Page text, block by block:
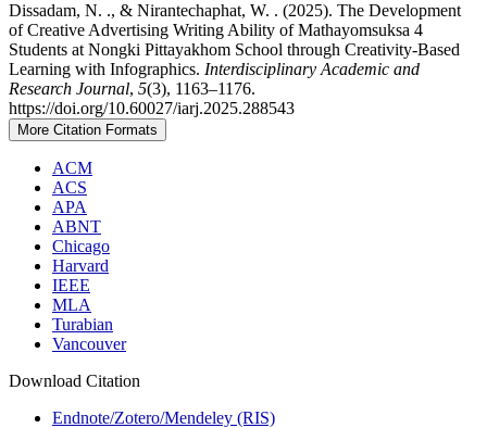
Dissadam, N. ., & Nirantechaphat, W. . (2025). The Development
of Creative Advertising Writing Ability of Mathayomsuksa 4
Students at Nongki Pittayakhom School through Creativity-Based
Learning with Infographics. Interdisciplinary Academic and
Research Journal, 5(3), 1163–1176.
https://doi.org/10.60027/iarj.2025.288543
More Citation Formats
ACM
ACS
APA
ABNT
Chicago
Harvard
IEEE
MLA
Turabian
Vancouver
Download Citation
Endnote/Zotero/Mendeley (RIS)